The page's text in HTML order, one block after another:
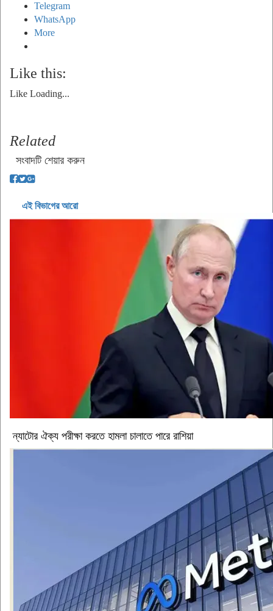
Telegram
WhatsApp
More
Like this:
Like Loading...
Related
সংবাদটি শেয়ার করুন
এই বিভাগের আরো
ন্যাটোর ঐক্য পরীক্ষা করতে হামলা চালাতে পারে রাশিয়া